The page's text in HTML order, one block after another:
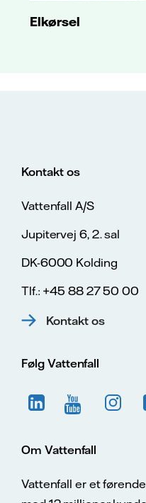
Elkørsel
Kontakt os
Vattenfall A/S
Jupitervej 6, 2. sal
DK-6000 Kolding
Tlf.: +45 88 27 50 00
Kontakt os
Følg Vattenfall
Om Vattenfall
Vattenfall er et